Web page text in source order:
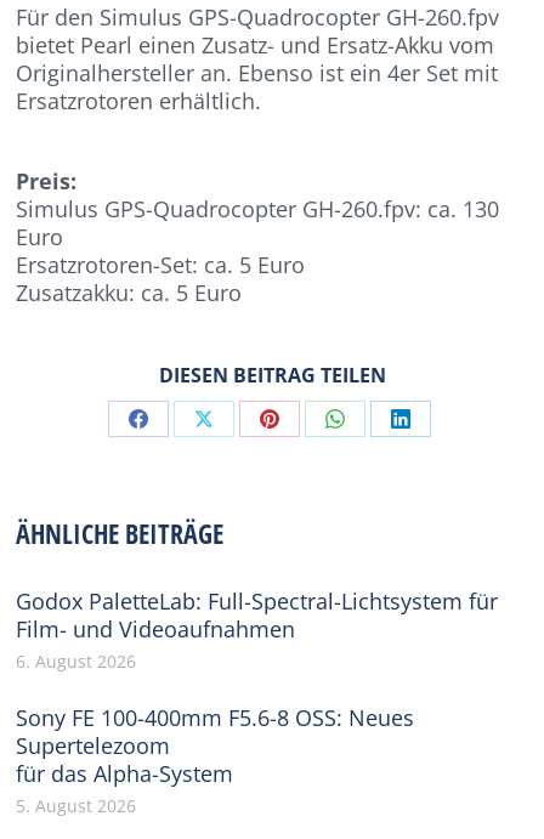
Für den Simulus GPS-Quadrocopter GH-260.fpv
bietet Pearl einen Zusatz- und Ersatz-Akku vom
Originalhersteller an. Ebenso ist ein 4er Set mit
Ersatzrotoren erhältlich.
Preis:
Simulus GPS-Quadrocopter GH-260.fpv: ca. 130
Euro
Ersatzrotoren-Set: ca. 5 Euro
Zusatzakku: ca. 5 Euro
DIESEN BEITRAG TEILEN
Share Share Share Share Share
ÄHNLICHE BEITRÄGE
Godox PaletteLab: Full-Spectral-Lichtsystem für
Film- und Videoaufnahmen
6. August 2026
Sony FE 100-400mm F5.6-8 OSS: Neues
Supertelezoom
für das Alpha-System
5. August 2026